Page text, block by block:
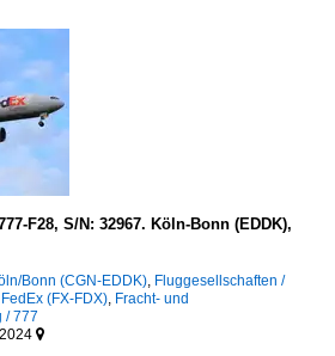
F28, S/N: 32967. Köln-Bonn (EDDK),
Bonn (CGN-EDDK), Fluggesellschaften /
(FX-FDX), Fracht- und
/ 777
